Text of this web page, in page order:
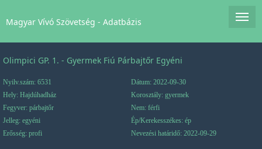
Magyar Vívó Szövetség - Adatbázis
Olimpici GP. 1. - Gyermek Fiú Párbajtőr Egyéni
Nyilv.szám: 6531
Dátum: 2022-09-30
Hely: Hajdúhadház
Korosztály: gyermek
Fegyver: párbajtőr
Nem: férfi
Jelleg: egyéni
Ép/Kerekesszékes: ép
Erősség: profi
Nevezési határidő: 2022-09-29